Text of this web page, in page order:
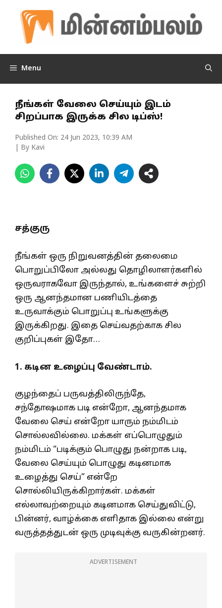
content
Menu
நீங்கள் வேலை செய்யும் இடம்
சிறப்பாக இருக்க சில டிப்ஸ்!
Published On: 24 Jun 2023, 10:39 AM
| By Kavi
சத்குரு
நீங்கள் ஒரு நிறுவனத்தின் தலைமை
பொறுப்பிலோ அல்லது தொழிலாளர்களில்
ஒருவராகவோ இருந்தால், உங்களைச் சுற்றி
ஒரு ஆனந்தமான பணியிடத்தை
உருவாக்கும் பொறுப்பு உங்களுக்கு
இருக்கிறது. இதை செய்வதற்காக சில
குறிப்புகள் இதோ…
1. கடின உழைப்பு வேண்டாம்.
குழந்தைப் பருவத்திலிருந்தே,
சந்தோஷமாக படி என்றோ, ஆனந்தமாக
வேலை செய் என்றோ யாரும் நம்மிடம்
சொல்லவில்லை. மக்கள் எப்பொழுதும்
நம்மிடம் “படிக்கும் பொழுது நன்றாக படி,
வேலை செய்யும் பொழுது கடினமாக
உழைத்து செய்” என்றே
சொல்லியிருக்கிறார்கள். மக்கள்
எல்லாவற்றையும் கடினமாக செய்துவிட்டு,
பின்னர், வாழ்க்கை எளிதாக இல்லை என்று
வருத்தத்துடன் ஒரு முடிவுக்கு வருகின்றனர்.
ADVERTISEMENT